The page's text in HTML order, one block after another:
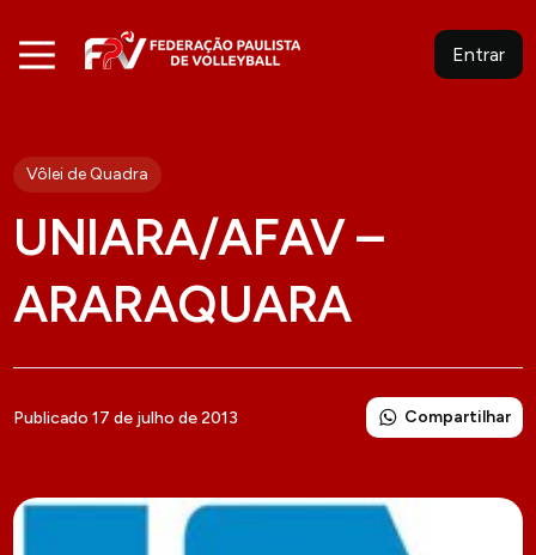
Entrar
Vôlei de Quadra
UNIARA/AFAV –
ARARAQUARA
Publicado 17 de julho de 2013 Compartilhar